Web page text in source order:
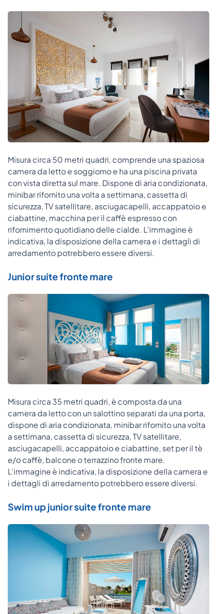
Misura circa 50 metri quadri, comprende una spaziosa
camera da letto e soggiorno e ha una piscina privata
con vista diretta sul mare. Dispone di aria condizionata,
minibar rifornito una volta a settimana, cassetta di
sicurezza, TV satellitare, asciugacapelli, accappatoio e
ciabattine, macchina per il caffè espresso con
rifornimento quotidiano delle cialde. L'immagine è
indicativa, la disposizione della camera e i dettagli di
arredamento potrebbero essere diversi.
Junior suite fronte mare
Misura circa 35 metri quadri, è composta da una
camera da letto con un salottino separati da una porta,
dispone di aria condizionata, minibar rifornito una volta
a settimana, cassetta di sicurezza, TV satellitare,
asciugacapelli, accappatoio e ciabattine, set per il tè
e/o caffè, balcone o terrazzino fronte mare.
L'immagine è indicativa, la disposizione della camera e
i dettagli di arredamento potrebbero essere diversi.
Swim up junior suite fronte mare